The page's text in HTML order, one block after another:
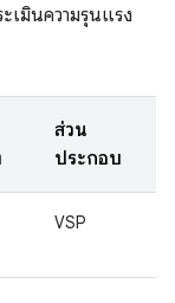
เมินความรุนแรง
ส่วน
ประกอบ
VSP